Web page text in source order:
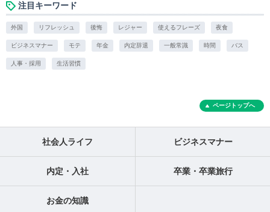
注目キーワード
外国 リフレッシュ 後悔 レジャー 使えるフレーズ 夜食
ビジネスマナー モテ 年金 内定辞退 一般常識 時間 バス
人事・採用 生活習慣
ページトップへ
社会人ライフ ビジネスマナー
内定・入社 卒業・卒業旅行
お金の知識